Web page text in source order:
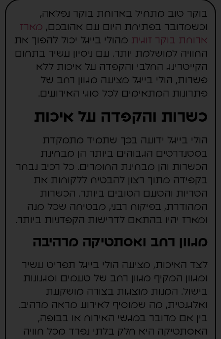
בוקר טוב מתחיל בארוחת בוקר נפלאה,
וכשמדובר בפתיחת היום עם אהובכם,מארז
ארוחת בוקר זוגית מהולי בייגל יכול להפוך את
החוויה למושלמת יותר. עם ניסיון עשיר בתחום
הקייטרינג החלבי והקפדה על איכות ללא
פשרות, הולי בייגל מציעה מגוון רחב של
פתרונות המתאימים לכל סוגי האירועים.
כשרות והקפדה על איכות
הולי בייגל ידועה בכך שתמיד מתמקדת
בסטנדרטים הגבוהים ביותר הן מבחינת
הכשרות והן מבחינת החומרים. כל רכיב נבחר
בקפידה מתוך רצון להבטיח ללקוחות את
הטריות והטעם הטובים ביותר. הכשרות
המהודרת, בפיקוח רבני, מבטיחה שכל מנה
ומארז יהיו בהתאם לדרישות הקפדניות ביותר.
מגוון רחב ואסתטיקה מרהיבה
לצד האיכות, מציעה הולי בייגל תפריט עשיר
ומגוון המקיף מגוון רחב של טעמים וסגנונות
בישול. המנות מוצגות בצורה מושקעת
ואלגנטית, מה שמוסיף לאירוע מראה מרהיב.
בין אם מדובר במגשי האירוח או בבופה,
האסתטיקה היא חלק בלתי נפרד מכל חוויה